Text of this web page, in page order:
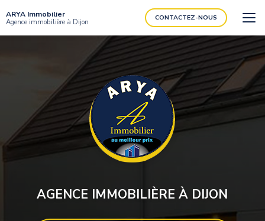
au
contenu
principal
ARYA Immobilier
Agence immobilière à Dijon CONTACTEZ-NOUS
AGENCE IMMOBILIÈRE À DIJON